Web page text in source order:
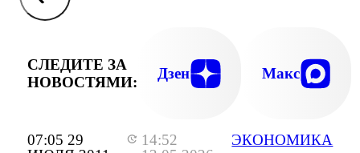
07:05 29
14:52
ЭКОНОМИКА
СЛЕДИТЕ ЗА
НОВОСТЯМИ:
Дзен Макс